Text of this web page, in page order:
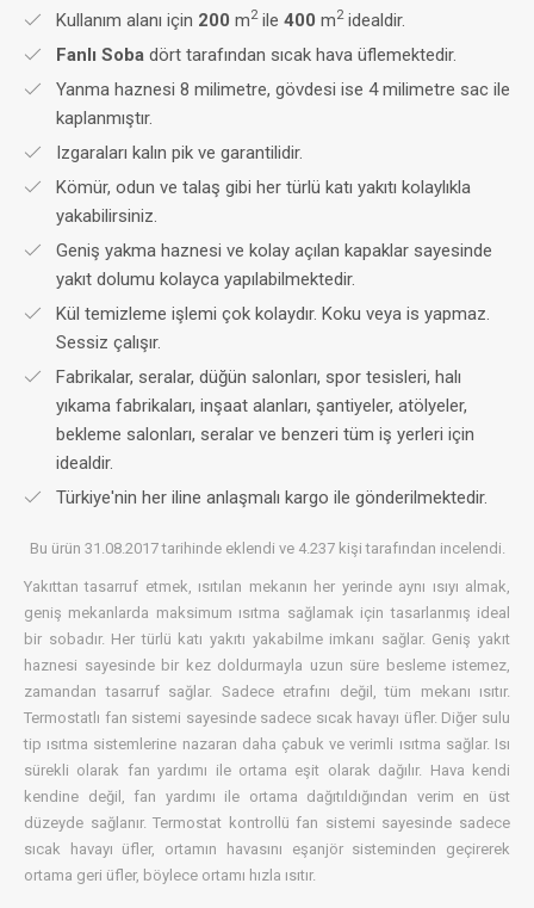
Kullanım alanı için 200 m2ile 400 m2idealdir.
Fanlı Soba dört tarafından sıcak hava üflemektedir.
Yanma haznesi 8 milimetre, gövdesi ise 4 milimetre sac ile
kaplanmıştır.
Izgaraları kalın pik ve garantilidir.
Kömür, odun ve talaş gibi her türlü katı yakıtı kolaylıkla
yakabilirsiniz.
Geniş yakma haznesi ve kolay açılan kapaklar sayesinde
yakıt dolumu kolayca yapılabilmektedir.
Kül temizleme işlemi çok kolaydır. Koku veya is yapmaz.
Sessiz çalışır.
Fabrikalar, seralar, düğün salonları, spor tesisleri, halı
yıkama fabrikaları, inşaat alanları, şantiyeler, atölyeler,
bekleme salonları, seralar ve benzeri tüm iş yerleri için
idealdir.
Türkiye'nin her iline anlaşmalı kargo ile gönderilmektedir.
Bu ürün 31.08.2017 tarihinde eklendi ve 4.237 kişi tarafından incelendi.
Yakıttan tasarruf etmek, ısıtılan mekanın her yerinde aynı ısıyı almak,
geniş mekanlarda maksimum ısıtma sağlamak için tasarlanmış ideal
bir sobadır. Her türlü katı yakıtı yakabilme imkanı sağlar. Geniş yakıt
haznesi sayesinde bir kez doldurmayla uzun süre besleme istemez,
zamandan tasarruf sağlar. Sadece etrafını değil, tüm mekanı ısıtır.
Termostatlı fan sistemi sayesinde sadece sıcak havayı üfler. Diğer sulu
tip ısıtma sistemlerine nazaran daha çabuk ve verimli ısıtma sağlar. Isı
sürekli olarak fan yardımı ile ortama eşit olarak dağılır. Hava kendi
kendine değil, fan yardımı ile ortama dağıtıldığından verim en üst
düzeyde sağlanır. Termostat kontrollü fan sistemi sayesinde sadece
sıcak havayı üfler, ortamın havasını eşanjör sisteminden geçirerek
ortama geri üfler, böylece ortamı hızla ısıtır.